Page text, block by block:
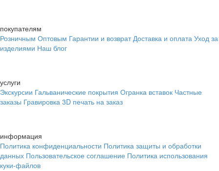
покупателям
Розничным Оптовым Гарантии и возврат Доставка и оплата Уход за
изделиями Наш блог
услуги
Экскурсии Гальванические покрытия Огранка вставок Частные
заказы Гравировка 3D печать на заказ
информация
Политика конфиденциальности Политика защиты и обработки
данных Пользовательское соглашение Политика использования
куки-файлов